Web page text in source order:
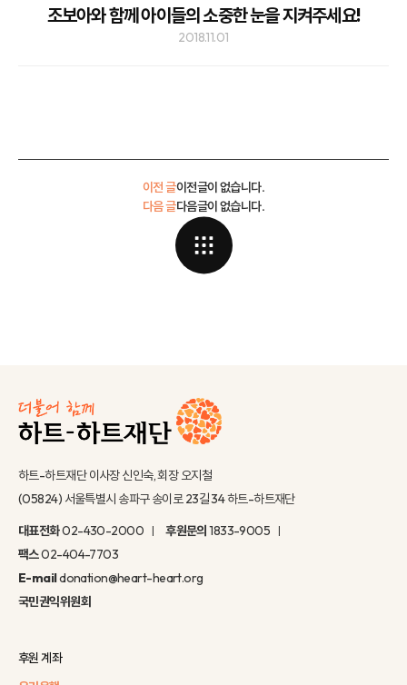
조보아와 함께 아이들의 소중한 눈을 지켜주세요!
2018.11.01
이전 글이전글이 없습니다.
다음글이 없습니다.
다음 글
하트-하트재단 이사장 신인숙, 회장 오지철
(05824) 서울특별시 송파구 송이로 23길 34 하트-하트재단
대표전화02-430-2000 후원문의1833-9005
팩스02-404-7703
E-maildonation@heart-heart.org
국민권익위원회
후원 계좌